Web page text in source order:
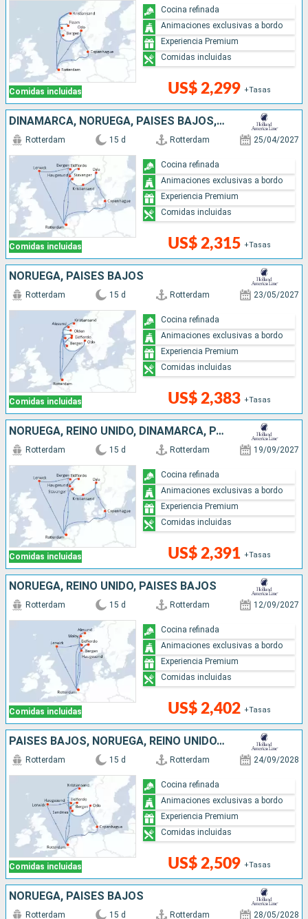
Comidas incluidas US$ 2,299 +Tasas
Cocina refinada
Animaciones exclusivas a bordo
Experiencia Premium
Comidas incluidas
DINAMARCA, NORUEGA, PAISES BAJOS, REINO UNIDO
Comidas incluidas
Rotterdam 15 d Rotterdam 25/04/2027
US$ 2,315 +Tasas
Cocina refinada
Animaciones exclusivas a bordo
Experiencia Premium
Comidas incluidas
NORUEGA, PAISES BAJOS
Comidas incluidas
Rotterdam 15 d Rotterdam 23/05/2027
US$ 2,383 +Tasas
Cocina refinada
Animaciones exclusivas a bordo
Experiencia Premium
Comidas incluidas
NORUEGA, REINO UNIDO, DINAMARCA, PAISES BAJOS
Comidas incluidas
Rotterdam 15 d Rotterdam 19/09/2027
US$ 2,391 +Tasas
Cocina refinada
Animaciones exclusivas a bordo
Experiencia Premium
Comidas incluidas
NORUEGA, REINO UNIDO, PAISES BAJOS
Comidas incluidas
Rotterdam 15 d Rotterdam 12/09/2027
US$ 2,402 +Tasas
Cocina refinada
Animaciones exclusivas a bordo
Experiencia Premium
Comidas incluidas
PAISES BAJOS, NORUEGA, REINO UNIDO, DINAMARCA
Comidas incluidas
Rotterdam 15 d Rotterdam 24/09/2028
US$ 2,509 +Tasas
Cocina refinada
Animaciones exclusivas a bordo
Experiencia Premium
Comidas incluidas
NORUEGA, PAISES BAJOS
Rotterdam 15 d Rotterdam 28/05/2028